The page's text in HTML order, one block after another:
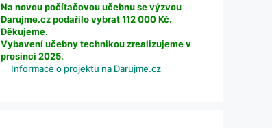
Na novou počítačovou učebnu se výzvou
Darujme.cz podařilo vybrat 112 000 Kč.
Děkujeme.
Vybavení učebny technikou zrealizujeme v
prosinci 2025.
Informace o projektu na Darujme.cz